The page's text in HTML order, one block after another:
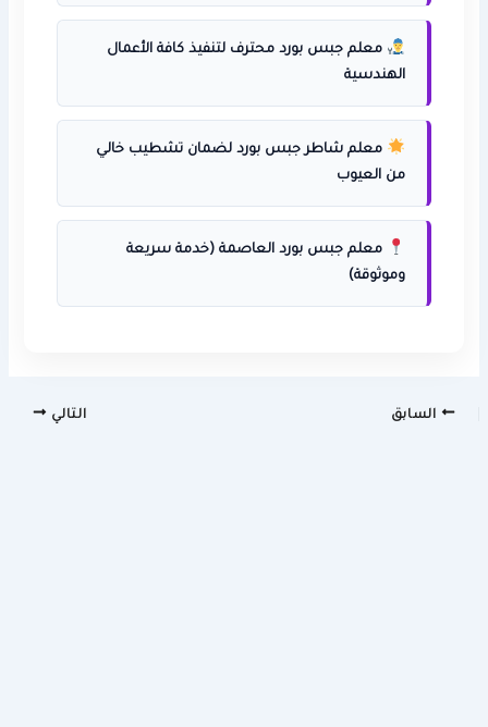
معلم جبس بورد محترف لتنفيذ كافة الأعمال
الهندسية
معلم شاطر جبس بورد لضمان تشطيب خالي
من العيوب
معلم جبس بورد العاصمة (خدمة سريعة
وموثوقة)
السابق التالي